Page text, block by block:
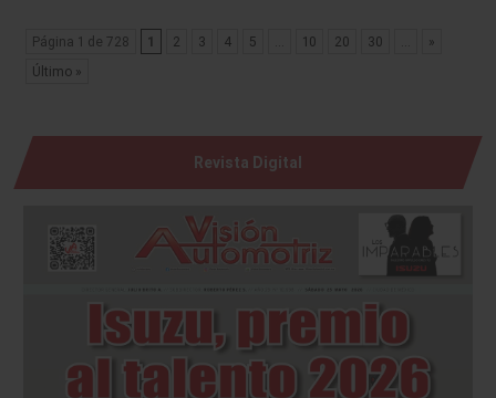
Página 1 de 728 1 2 3 4 5 10 20 30
»
Último »
Revista Digital